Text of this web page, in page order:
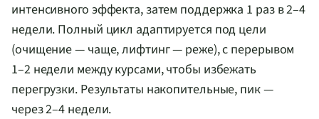
интенсивного эффекта, затем поддержка 1 раз в 2–4
недели. Полный цикл адаптируется под цели
(очищение — чаще, лифтинг — реже), с перерывом
1–2 недели между курсами, чтобы избежать
перегрузки. Результаты накопительные, пик —
через 2–4 недели.